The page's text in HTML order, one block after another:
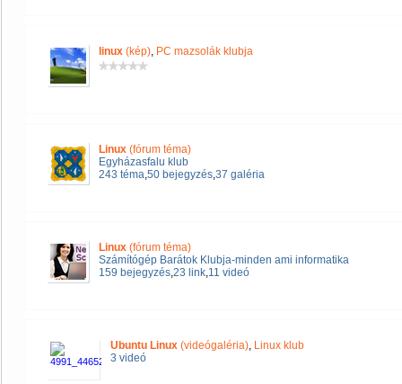
linux (kép), PC mazsolák klubja
Linux (fórum téma)
Egyházasfalu klub
243 téma,50 bejegyzés,37 galéria
Linux (fórum téma)
Számítógép Barátok Klubja-minden ami informatika
159 bejegyzés,23 link,11 videó
Ubuntu Linux (videógaléria), Linux klub
3 videó